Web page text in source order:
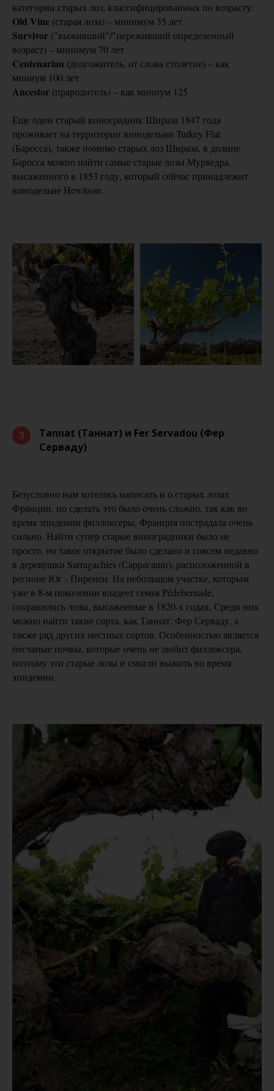
категории старых лоз, классифицированных по возрасту:
Old Vine (старая лоза) – минимум 35 лет
Survivor ("выживший"/"переживший определенный
возраст) – минимум 70 лет
Centenarian (долгожитель, от слова столетие) – как
миниум 100 лет
Ancestor (прародитель) – как миниум 125
Еще один старый виноградник Шираза 1847 года
проживает на территории винодельни Turkey Flat
(Баросса), также помимо старых лоз Шираза, в долине
Баросса можно найти самые старые лозы Мурведра,
высаженного в 1853 году, который сейчас принадлежит
винодельне Hewitson.
3 Tannat (Таннат) и Fer Servadou (Фер
Серваду)
Безусловно нам хотелось написать и о старых лозах
Франции, но сделать это было очень сложно, так как во
время эпидемии филлоксеры, Франция пострадала очень
сильно. Найти супер старые виноградники было не
просто, но такое открытие было сделано и совсем недавно
в деревушки Sarragachies (Саррагаши), расположенной в
регионе Юг - Пиренеи. На небольшом участке, которым
уже в 8-м поколении владеет семья Pédebernade,
сохранились лозы, высаженные в 1820-х годах. Среди них
можно найти такие сорта, как Таннат, Фер Серваду, а
также ряд других местных сортов. Особенностью является
песчаные почвы, которые очень не любит филлоксера,
поэтому эти старые лозы и смогли выжить во время
эпидемии.